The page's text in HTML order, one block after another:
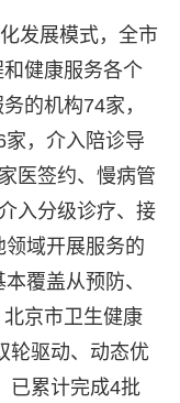
发展模式，全市
健康服务各个
的机构74家，
，介入陪诊导
医签约、慢病管
入分级诊疗、接
域开展服务的
覆盖从预防、
京市卫生健康
轮驱动、动态优
已累计完成4批